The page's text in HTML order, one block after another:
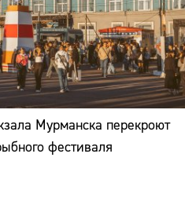
Мурманска перекроют
фестиваля